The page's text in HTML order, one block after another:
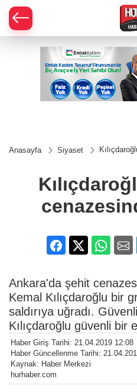
Anasayfa Siyaset
saldırı!
Ankara'da şehit
Kemal Kılıçdaroğlu bir
saldırıya uğradı.
Kılıçdaroğlu güvenli bir
Haber Giriş Tarihi: 21.04.2019 12:08
Haber Güncellenme Tarihi:
Kaynak: Haber Merkezi
hurhaber.com